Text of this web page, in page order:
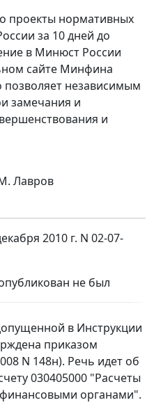
проекты нормативных
за 10 дней до
в Минюст России
сайте Минфина
независимым
замечания и
и
Лавров
2010 г. N 02-07-
не был
в Инструкции
приказом
N 148н). Речь идет об
030405000 "Расчеты
органами".